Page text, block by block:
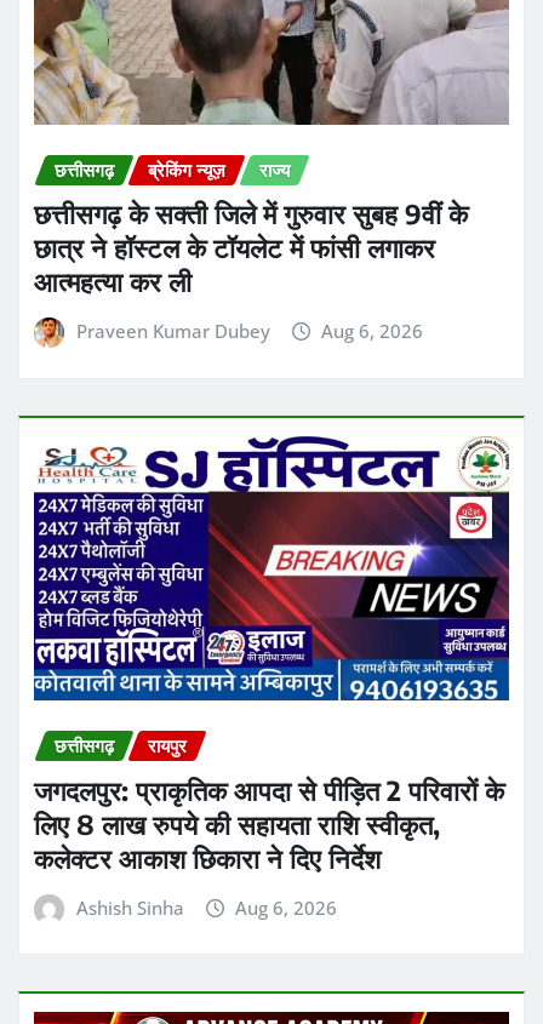
छत्तीसगढ़ ब्रेकिंग न्यूज़ राज्य
छत्तीसगढ़ के सक्ती जिले में गुरुवार सुबह 9वीं के
छात्र ने हॉस्टल के टॉयलेट में फांसी लगाकर
आत्महत्या कर ली
Praveen Kumar Dubey Aug 6, 2026
छत्तीसगढ़ रायपुर
जगदलपुर: प्राकृतिक आपदा से पीड़ित 2 परिवारों के
लिए 8 लाख रुपये की सहायता राशि स्वीकृत,
कलेक्टर आकाश छिकारा ने दिए निर्देश
Ashish Sinha Aug 6, 2026